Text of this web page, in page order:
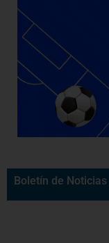
Boletín de Noticias